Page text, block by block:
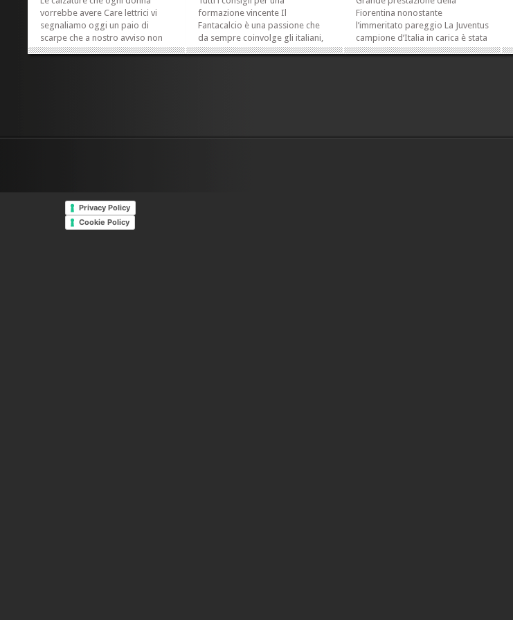
vorrebbe avere Care lettrici vi
segnaliamo oggi un paio di
scarpe che a nostro avviso non
dovete farvi assolutamente
formazione vincente Il
Fantacalcio è una passione che
da sempre coinvolge gli italiani,
con una diffusione davvero inter-
Fiorentina nonostante
l’immeritato pareggio La Juventus
campione d’Italia in carica è stata
letteralmente annichilita
Privacy Policy
Cookie Policy